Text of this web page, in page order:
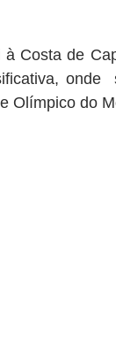
àCostade
, onde
e O límpico do